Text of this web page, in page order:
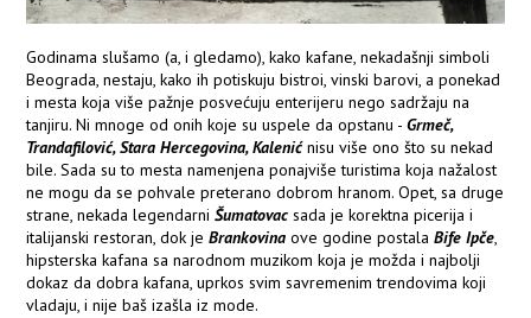
Godinama slušamo (a, i gledamo), kako kafane, nekadašnji simboli
Beograda, nestaju, kako ih potiskuju bistroi, vinski barovi, a ponekad
i mesta koja više pažnje posvećuju enterijeru nego sadržaju na
tanjiru. Ni mnoge od onih koje su uspele da opstanu -Grmeč,
Trandafilović, Stara Hercegovina, Kalenićnisu više ono što su nekad
bile. Sada su to mesta namenjena ponajviše turistima koja nažalost
ne mogu da se pohvale preterano dobrom hranom. Opet, sa druge
strane, nekada legendarniŠumatovacsada je korektna picerija i
italijanski restoran, dok jeBrankovina ove godine postalaBife Ipče,
hipsterska kafana sa narodnom muzikom koja je možda i najbolji
dokaz da dobra kafana, uprkos svim savremenim trendovima koji
vladaju, i nije baš izašla iz mode.